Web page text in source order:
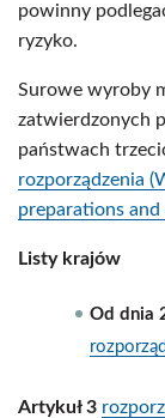
powinny
ryzyko.
Surowe wyroby
zatwierdzonych
państwach
rozporządzenia
preparations
Listy krajów
Od dnia
Artykuł 3